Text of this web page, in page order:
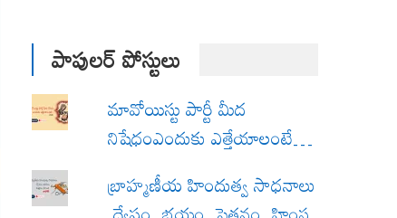
పాపులర్ పోస్టులు
మావోయిస్టు పార్టీ మీద
నిషేధంఎందుకు ఎత్తేయాలంటే…
బ్రాహ్మణీయ హిందుత్వ సాధనాలు